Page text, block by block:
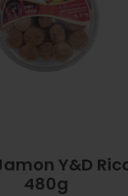
Y&D
480g